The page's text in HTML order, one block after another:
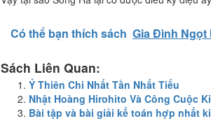
Có thể bạn thích sách Gia Đình Ngọt
Sách Liên Quan:
Ỷ Thiên Chi Nhất Tần Nhất Tiếu
Nhật Hoàng Hirohito Và Công Cuộc
Bài tập và bài giải kế toán hợp nhất